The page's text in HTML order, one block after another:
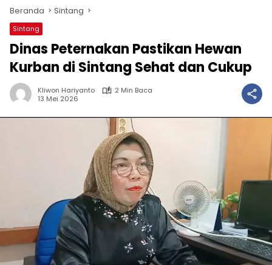
Beranda Sintang
Sintang
Dinas Peternakan Pastikan Hewan
Kurban di Sintang Sehat dan Cukup
Kliwon Hariyanto
2 Min Baca
13 Mei 2026